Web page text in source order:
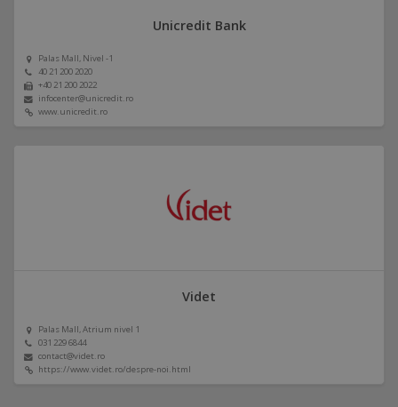
Unicredit Bank
Palas Mall, Nivel -1
40 21 200 2020
+40 21 200 2022
infocenter@unicredit.ro
www.unicredit.ro
Videt
Palas Mall, Atrium nivel 1
031 229 6844
contact@videt.ro
https://www.videt.ro/despre-noi.html